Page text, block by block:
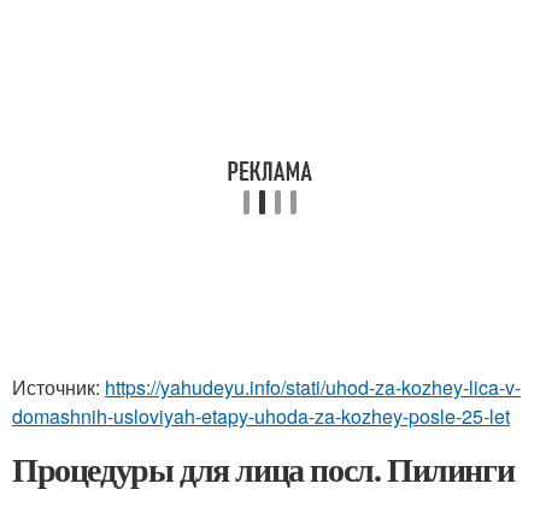
Источник: https://yahudeyu.info/stati/uhod-za-kozhey-lica-v-
domashnih-usloviyah-etapy-uhoda-za-kozhey-posle-25-let
Процедуры для лица посл. Пилинги